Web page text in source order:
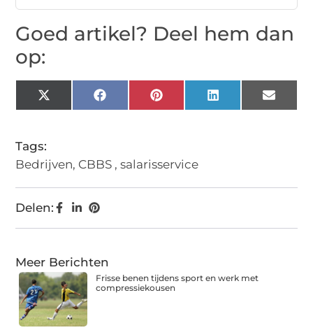
Goed artikel? Deel hem dan
op:
X
(Twitter)
FacebookPinterestLinkedIn Email
Tags:
Bedrijven, CBBS ,salarisservice
Delen:
Meer Berichten
Frisse benen tijdens sport en werk met
compressiekousen